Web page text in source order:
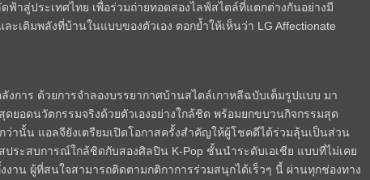
ฟ้าสู่ประเทศไทย เพื่อร่วมถ่ายทอดสองไลฟ์สไตล์ที่แตกต่างกันอย่างมี
เติมพลังที่บ้านในแบบของตัวเอง ตอกย้ำให้เห็นว่า LG Affectionate
งการ ด้วยการจำลองบรรยากาศบ้านสไตล์เกาหลีฉบับเต็มรูปแบบ มา
ยอดนวัตกรรมจริงด้วยตัวเองอย่างใกล้ชิด พร้อมยกขบวนกิจกรรมสุด
านั้น แอลจียังเตรียมเปิดโอกาสครั้งสำคัญให้ผู้โชคดีได้ร่วมลุ้นเป็นส่วน
ระสบการณ์ใกล้ชิดกับสองศิลปิน K-Pop ชั้นนำระดับเอเชีย แบบที่ไม่เคย
าน ผู้ที่สนใจสามารถติดตามกติกาการร่วมสนุกได้เร็วๆ นี้ ผ่านทุกช่องทาง